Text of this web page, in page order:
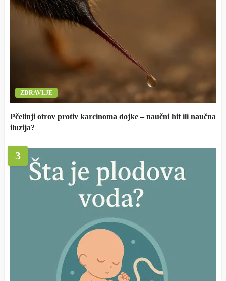
ZDRAVLJE
Pčelinji otrov protiv karcinoma dojke – naučni hit ili naučna
iluzija?
3